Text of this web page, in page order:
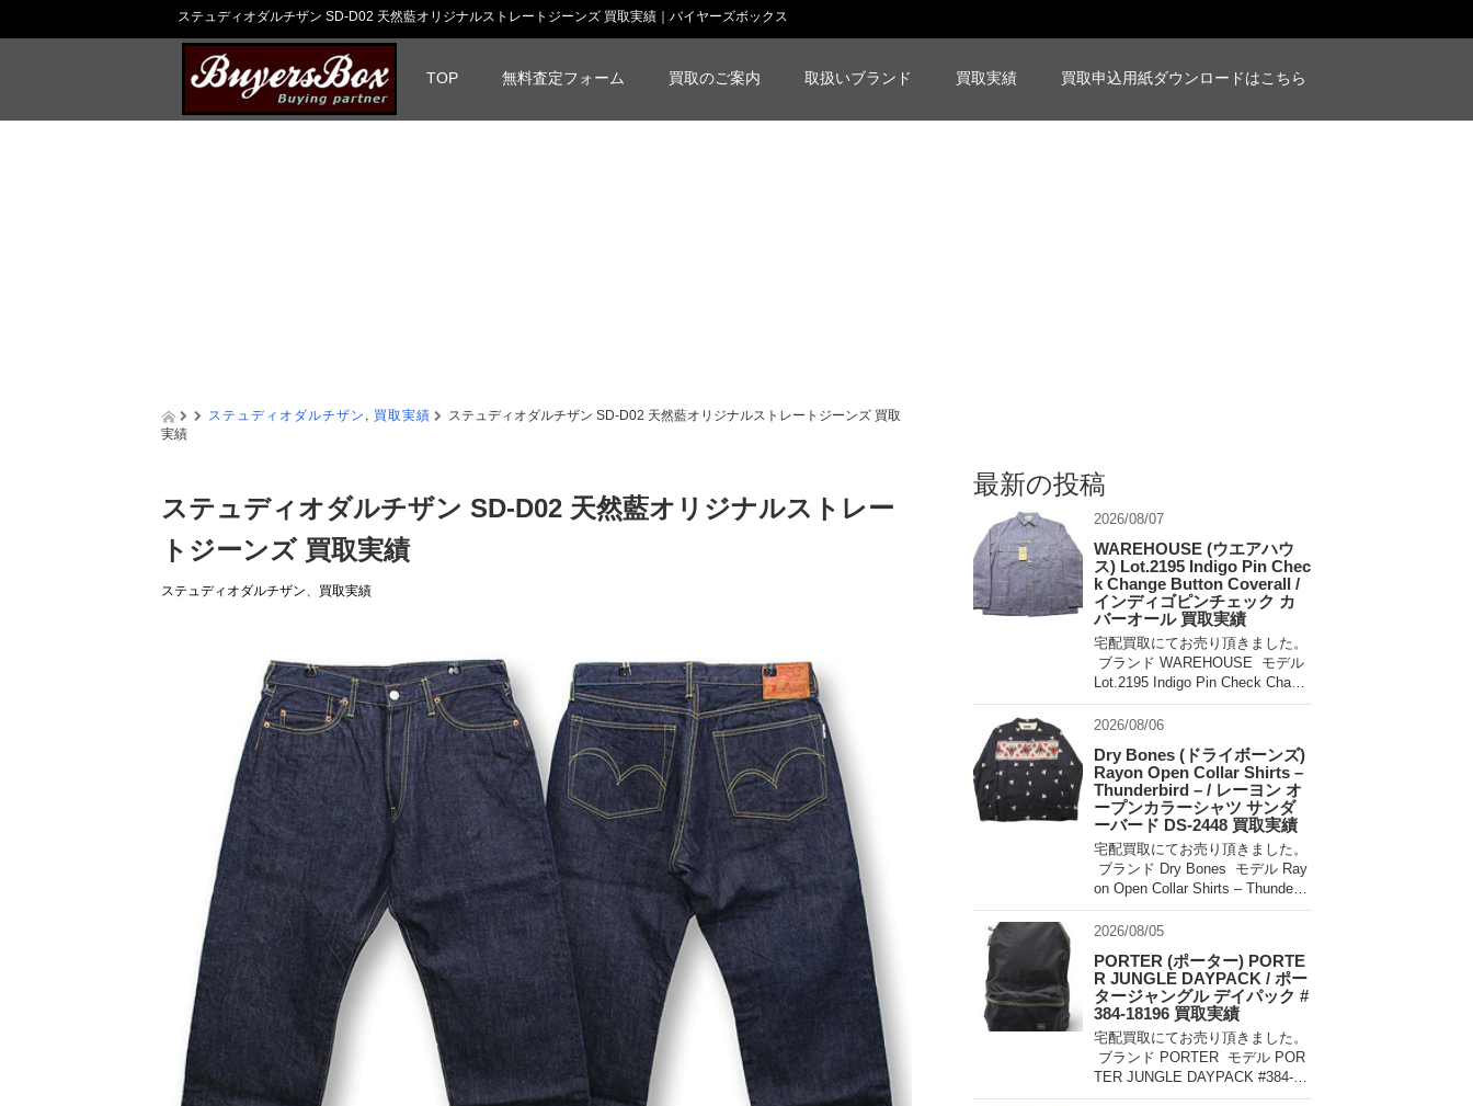
ステュディオダルチザン SD-D02 天然藍オリジナルストレートジーンズ 買取実績｜バイヤーズボックス
TOP 無料査定フォーム 買取のご案内 取扱いブランド 買取実績 買取申込用紙ダウンロードはこちら
ステュディオダルチザン, 買取実績
ステュディオダルチザン SD-D02 天然藍オリジナルストレートジーンズ 買取
実績
ステュディオダルチザン SD-D02 天然藍オリジナルストレー
トジーンズ 買取実績
ステュディオダルチザン、 買取実績
最新の投稿
2026/08/07
WAREHOUSE (ウエアハウ
ス) Lot.2195 Indigo Pin Chec
k Change Button Coverall /
インディゴピンチェック カ
バーオール 買取実績
宅配買取にてお売り頂きました。
ブランド WAREHOUSE モデル
Lot.2195 Indigo Pin Check Chang
e Button Coverall 買取相場 お問
い合わせください。 状態 未使用
2026/08/06
Dry Bones (ドライボーンズ)
Rayon Open Collar Shirts –
Thunderbird – / レーヨン オ
ープンカラーシャツ サンダ
ーバード DS-2448 買取実績
宅配買取にてお売り頂きました。
ブランド Dry Bones モデル Ray
on Open Collar Shirts – Thunderbi
rd – DS-2448 買取相場 お問い合
わせ […]
2026/08/05
PORTER (ポーター) PORTE
R JUNGLE DAYPACK / ポー
タージャングル デイパック #
384-18196 買取実績
宅配買取にてお売り頂きました。
ブランド PORTER モデル POR
TER JUNGLE DAYPACK #384-18
196 買取相場 お問い合わせくだ